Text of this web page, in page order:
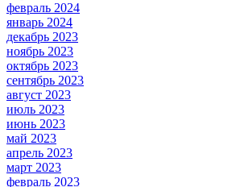
февраль 2024
январь 2024
декабрь 2023
ноябрь 2023
октябрь 2023
сентябрь 2023
август 2023
июль 2023
июнь 2023
май 2023
апрель 2023
март 2023
февраль 2023